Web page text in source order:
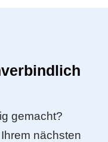
gemacht?
nächsten